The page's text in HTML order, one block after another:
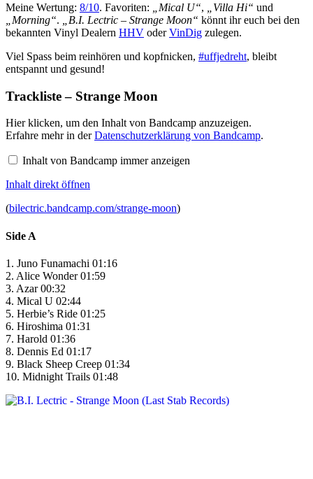
Meine Wertung: 8/10. Favoriten: „Mical U“, „Villa Hi“ und
„Morning“. „B.I. Lectric – Strange Moon“ könnt ihr euch bei den
bekannten Vinyl Dealern HHV oderVinDig zulegen.
Viel Spass beim reinhören und kopfnicken, #uffjedreht, bleibt
entspannt und gesund!
Trackliste – Strange Moon
Inhalt
von
Bandcamp
anzeigen
Hier klicken, um den Inhalt von Bandcamp anzuzeigen.
Erfahre mehr in derDatenschutzerklärung von Bandcamp.
Inhalt von Bandcamp immer anzeigen
Inhalt direkt öffnen
(bilectric.bandcamp.com/strange-moon)
Side A
1. Juno Funamachi 01:16
2. Alice Wonder 01:59
3. Azar 00:32
4. Mical U 02:44
5. Herbie’s Ride 01:25
6. Hiroshima 01:31
7. Harold 01:36
8. Dennis Ed 01:17
9. Black Sheep Creep 01:34
10. Midnight Trails 01:48